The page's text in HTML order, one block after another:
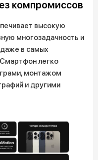
компромиссов
высокую
многозадачность и
в самых
легко
монтажом
и другими